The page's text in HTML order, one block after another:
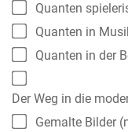
Quanten
Quanten in
Quanten in der
Der Weg in die
Gemalte Bilder